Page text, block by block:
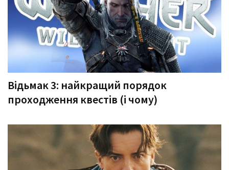
Відьмак 3: найкращий порядок
проходження квестів (і чому)